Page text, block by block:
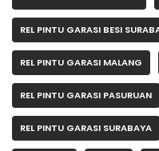
REL PINTU GARASI BESI
REL PINTU GARASI MALANG
REL PINTU GARASI PASURUAN
REL PINTU GARASI SURABAYA